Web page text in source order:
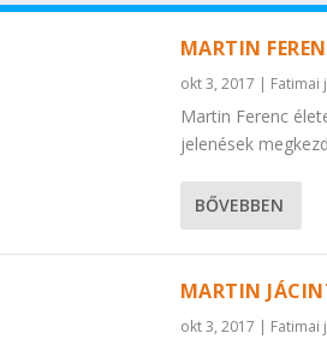
MARTIN
okt 3, 2017 | Fatimai
Martin Ferenc
jelenések
BŐVEBBEN
MARTIN
okt 3, 2017 | Fatimai